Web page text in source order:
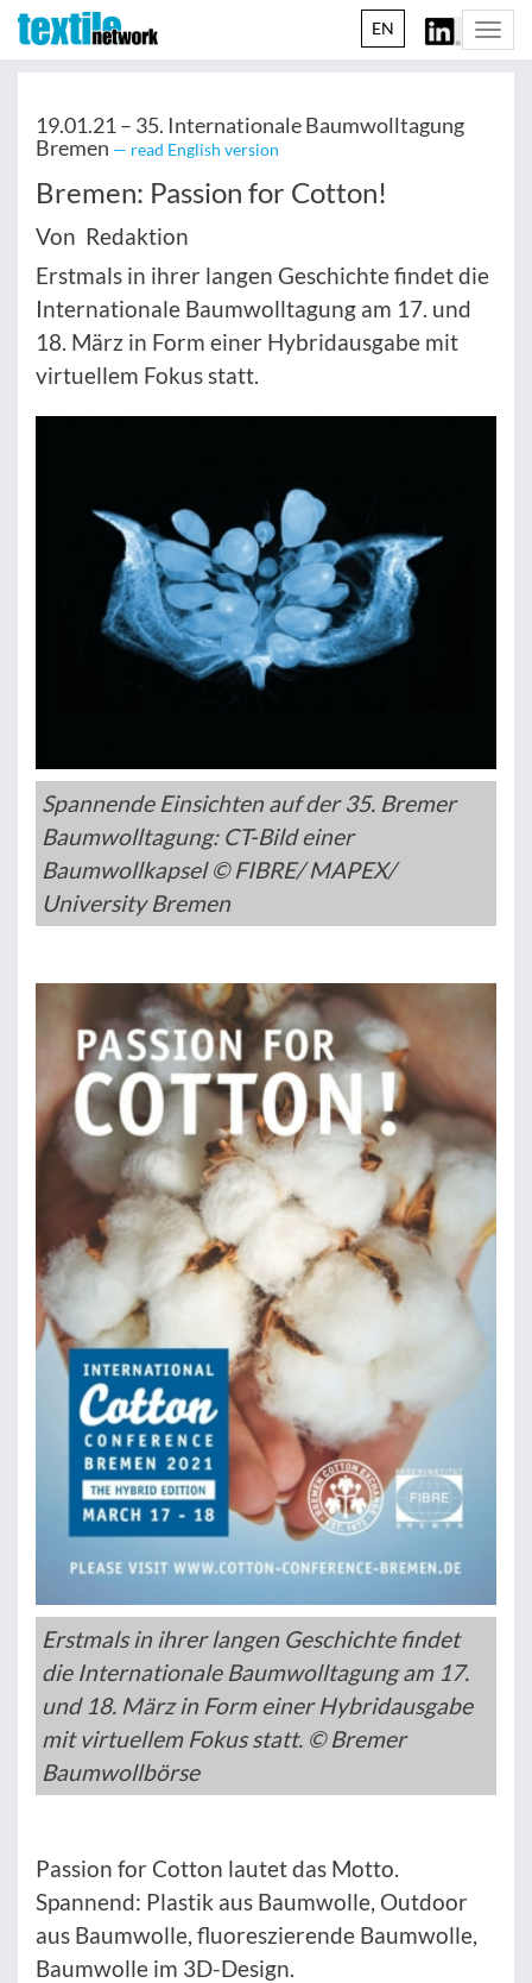
EN
19.01.21 – 35. Internationale Baumwolltagung
Bremen — read English version
Bremen: Passion for Cotton!
Von Redaktion
Erstmals in ihrer langen Geschichte findet die
Internationale Baumwolltagung am 17. und
18. März in Form einer Hybridausgabe mit
virtuellem Fokus statt.
Spannende Einsichten auf der 35. Bremer
Baumwolltagung: CT-Bild einer
Baumwollkapsel © FIBRE/ MAPEX/
University Bremen
Erstmals in ihrer langen Geschichte findet
die Internationale Baumwolltagung am 17.
und 18. März in Form einer Hybridausgabe
mit virtuellem Fokus statt. © Bremer
Baumwollbörse
Passion for Cotton lautet das Motto.
Spannend: Plastik aus Baumwolle, Outdoor
aus Baumwolle, fluoreszierende Baumwolle,
Baumwolle im 3D-Design.